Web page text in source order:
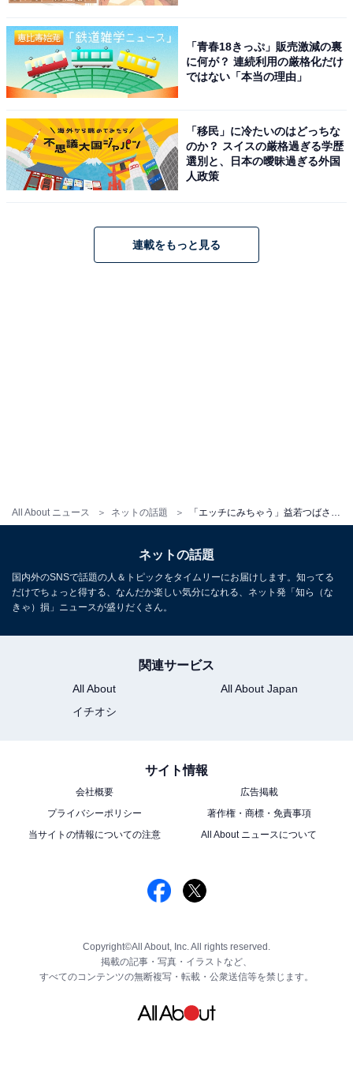
All About ニュース ネットの話題
「青春18きっぷ」販売激減の裏
に何が？ 連続利用の厳格化だけ
ではない「本当の理由」
「移民」に冷たいのはどっちな
のか？ スイスの厳格過ぎる学歴
選別と、日本の曖昧過ぎる外国
人政策
連載をもっと見る
ネットの話題
国内外のSNSで話題の人＆トピックをタイムリーにお届けします。知ってる
だけでちょっと得する、なんだか楽しい気分になれる、ネット発「知ら（な
きゃ）損」ニュースが盛りだくさん。
関連サービス
All About
All About Japan
イチオシ
サイト情報
会社概要
広告掲載
プライバシーポリシー
著作権・商標・免責事項
当サイトの情報についての注意
All About ニュースについて
Copyright©All About, Inc. All rights reserved.
掲載の記事・写真・イラストなど、
すべてのコンテンツの無断複写・転載・公衆送信等を禁じます。